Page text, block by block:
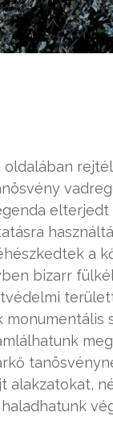
elterjedt
a
bizarr
alakzatokat,